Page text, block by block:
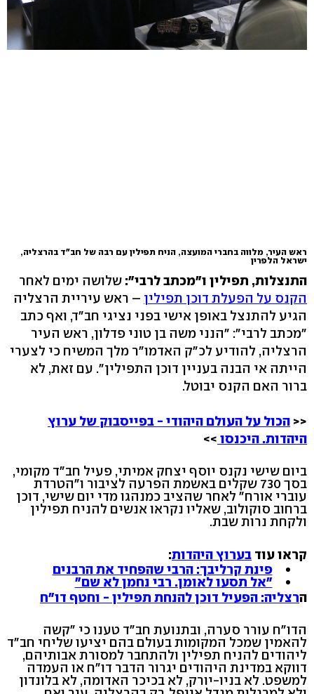
ראש העיר, מלווה בחברי המועצה, הניח תפילין עם רבה של חב"ד בהרצליה,
ישראל הלפרין
התנצלות, תפילין ו"מכתב לרבי": שלושה ימים לאחר
הקנס על הפעלת דוכן תפילין – ראש עיריית הרצליה
הגיע להתנצל באופן אישי בפני נציגי חב"ד, ואף כתב
"מכתב לרבי": "הנני משה בן טוני פדלון, ראש העיר
הרצליה, להודיע לכ"ק האדמו"ר מלך המשיח כי לצערי
הייתה אי הבנה בעניין דוכן התפילין". עם זאת, לא
ברור האם הקנס יבוטל.
<< הכול על העולם היהודי - בפייסבוק של ערוץ
היהדות. היכנסו >>
ביום שישי נקנס יוסף יצחק אמיתי, פעיל חב"ד מקומי,
בסך 730 שקלים באשמת הפרעה לציבור ו"הטרדת
עוברי אורח" לאחר שהציב כמנהגו מדי יום שישי, דוכן
ברחוב סוקולוב, שאליו נקראו אנשים להניח תפילין
ולקחת נרות שבת.
קראו עוד בערוץ היהדות:
פינת קרליבך: הרבי שהפחיד את הרבנים
"אל תסעו לאומן. רבי נחמן לא שם"
הרצליה: הפעיל דוכן להנחת תפילין - וחטף דו"ח
הדו"ח עורר סערה, ובתנועת חב"ד טענו כי "קשה
להאמין שמכל המקומות בעולם בהם יציעו שליחי חב"ד
ליהודים להניח תפילין ולהתחבר למסורת אבותיהם,
דווקא במדינת היהודים יגרור הדבר דו"ח או העמדה
למשפט. לא בניו-יורק, לא בכיכר האדומה, לא בלונדון